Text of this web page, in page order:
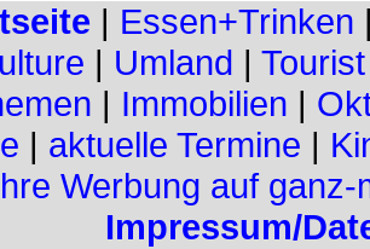
| Essen+Trinken
| Umland | Tourist
| Immobilien |
| aktuelle Termine |
Werbung auf ganz-
Impressum/